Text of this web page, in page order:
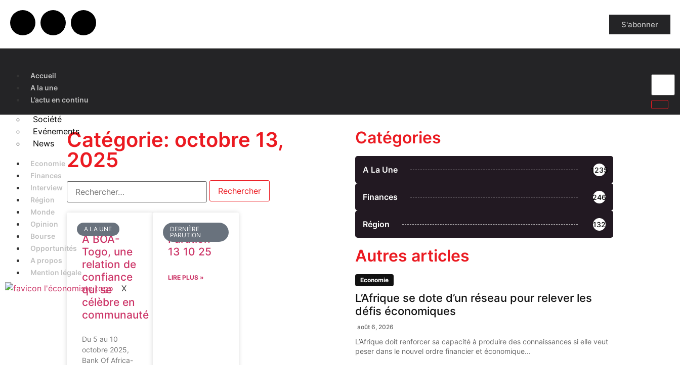
S'abonner
Accueil
A la une
L’actu en continu
Société
Evénements
News
Economie
Finances
Interview
Région
Monde
Opinion
Bourse
Opportunités
A propos
Mention légale
X
Catégorie: octobre 13,
2025
A LA UNE
A BOA-
Togo, une
relation de
confiance
qui se
célèbre en
communauté
Du 5 au 10
octobre 2025,
Bank Of Africa-
DERNIÈRE
PARUTION
Parution
13 10 25
LIRE PLUS »
Catégories
A La Une 1235
Finances 246
Région 132
Autres articles
Economie
L’Afrique se dote d’un réseau pour relever les
défis économiques
août 6, 2026
L’Afrique doit renforcer sa capacité à produire des connaissances si elle veut
peser dans le nouvel ordre financier et économique...